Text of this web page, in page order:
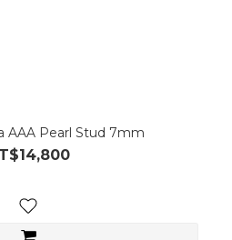
AAA Pearl Stud 7mm